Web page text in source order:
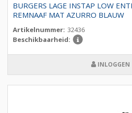
BURGERS LAGE INSTAP LOW
REMNAAF MAT AZURRO BLAUW
Artikelnummer: 32436
Beschikbaarheid:
INLOGGEN